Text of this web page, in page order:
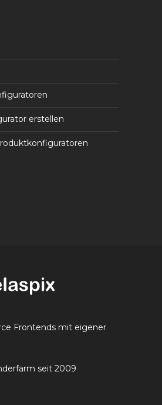
erstellen
Frontends mit eigener
seit 2009